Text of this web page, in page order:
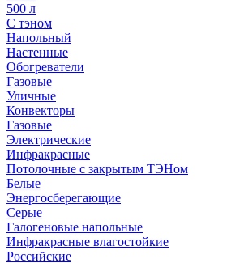
500 л
С тэном
Напольный
Настенные
Обогреватели
Газовые
Уличные
Конвекторы
Газовые
Электрические
Инфракрасные
Потолочные с закрытым ТЭНом
Белые
Энергосберегающие
Серые
Галогеновые напольные
Инфракрасные влагостойкие
Российские